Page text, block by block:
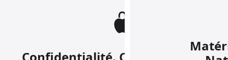
Confidentialité. C’est ça, l’iPhone.